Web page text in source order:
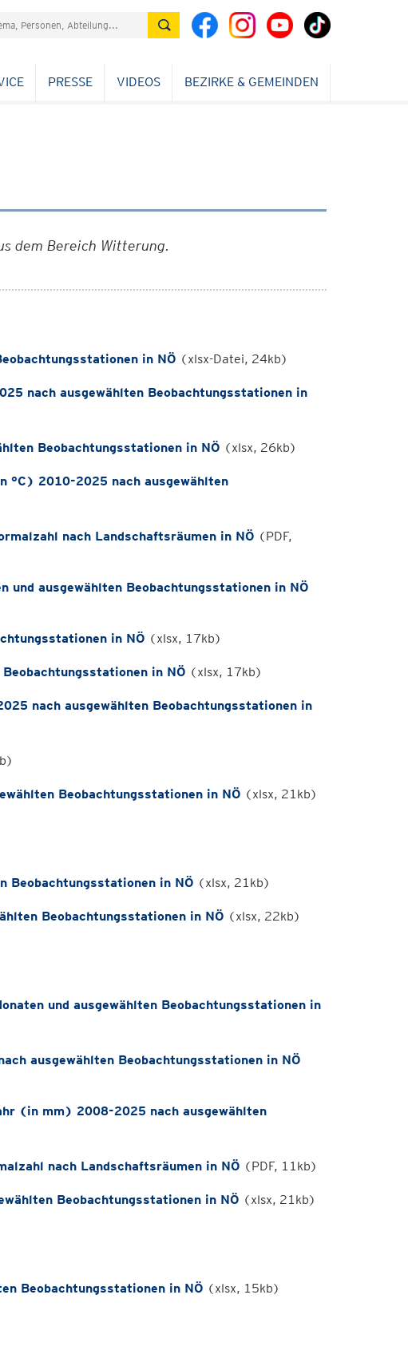
PRESSE VIDEOS BEZIRKE & GEMEINDEN
dem Bereich Witterung.
in NÖ (xlsx-Datei, 24kb)
nach ausgewählten Beobachtungsstationen in
Beobachtungsstationen in NÖ (xlsx, 26kb)
°C) 2010-2025 nach ausgewählten
nach Landschaftsräumen in NÖ (PDF,
und ausgewählten Beobachtungsstationen in NÖ
in NÖ (xlsx, 17kb)
in NÖ (xlsx, 17kb)
nach ausgewählten Beobachtungsstationen in
Beobachtungsstationen in NÖ (xlsx, 21kb)
Beobachtungsstationen in NÖ (xlsx, 21kb)
Beobachtungsstationen in NÖ (xlsx, 22kb)
und ausgewählten Beobachtungsstationen in
ausgewählten Beobachtungsstationen in NÖ
(in mm) 2008-2025 nach ausgewählten
nach Landschaftsräumen in NÖ (PDF, 11kb)
Beobachtungsstationen in NÖ (xlsx, 21kb)
Beobachtungsstationen in NÖ (xlsx, 15kb)